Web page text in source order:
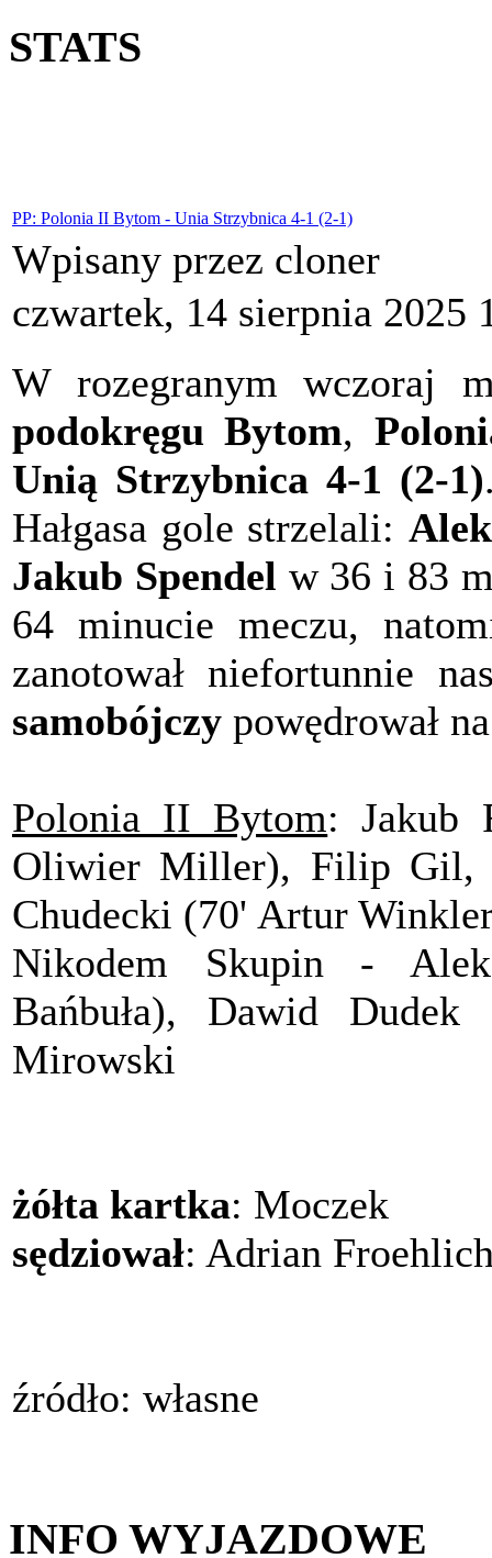
STATS
PP: Polonia II Bytom - Unia Strzybnica 4-1 (2-1)
Wpisany przez cloner
czwartek, 14 sierpnia 2025
W rozegranym wczoraj
podokręgu Bytom,
Unią Strzybnica 4-1 (2-1)
Hałgasa gole strzelali:
Jakub Spendel w 36 i 83
64 minucie meczu,
zanotował niefortunnie
samobójczy powędrował
Polonia II Bytom: Jakub
Oliwier Miller), Filip Gil,
Chudecki (70' Artur
Nikodem Skupin -
Bańbuła), Dawid
Mirowski
żółta kartka: Moczek
sędziował: Adrian
źródło: własne
INFO WYJAZDOWE